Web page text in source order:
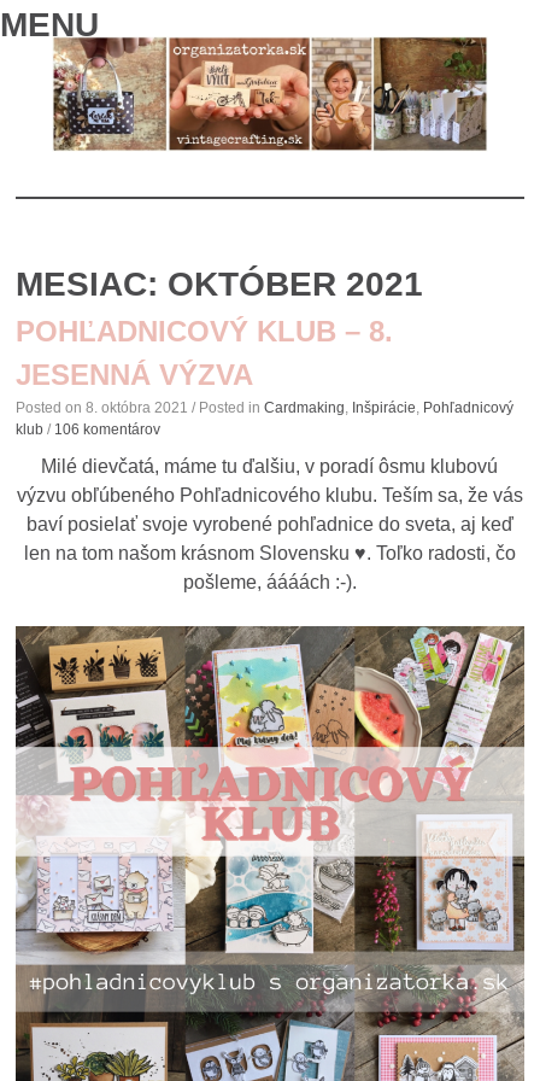
MENU
CONTENT
MESIAC: OKTÓBER 2021
POHĽADNICOVÝ KLUB – 8.
JESENNÁ VÝZVA
Posted on8. októbra 2021 / Posted inCardmaking Inšpirácie Pohľadnicový
klub / 106 komentárov
Milé dievčatá, máme tu ďalšiu, v poradí ôsmu klubovú
výzvu obľúbeného Pohľadnicového klubu. Teším sa, že vás
baví posielať svoje vyrobené pohľadnice do sveta, aj keď
len na tom našom krásnom Slovensku ♥. Toľko radosti, čo
pošleme, áááách :-).